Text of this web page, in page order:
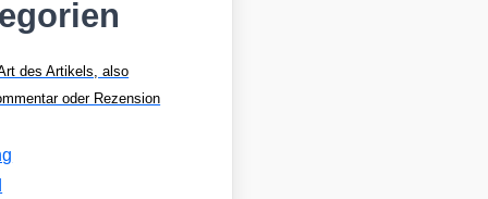
des Artikels, also
oder Rezension